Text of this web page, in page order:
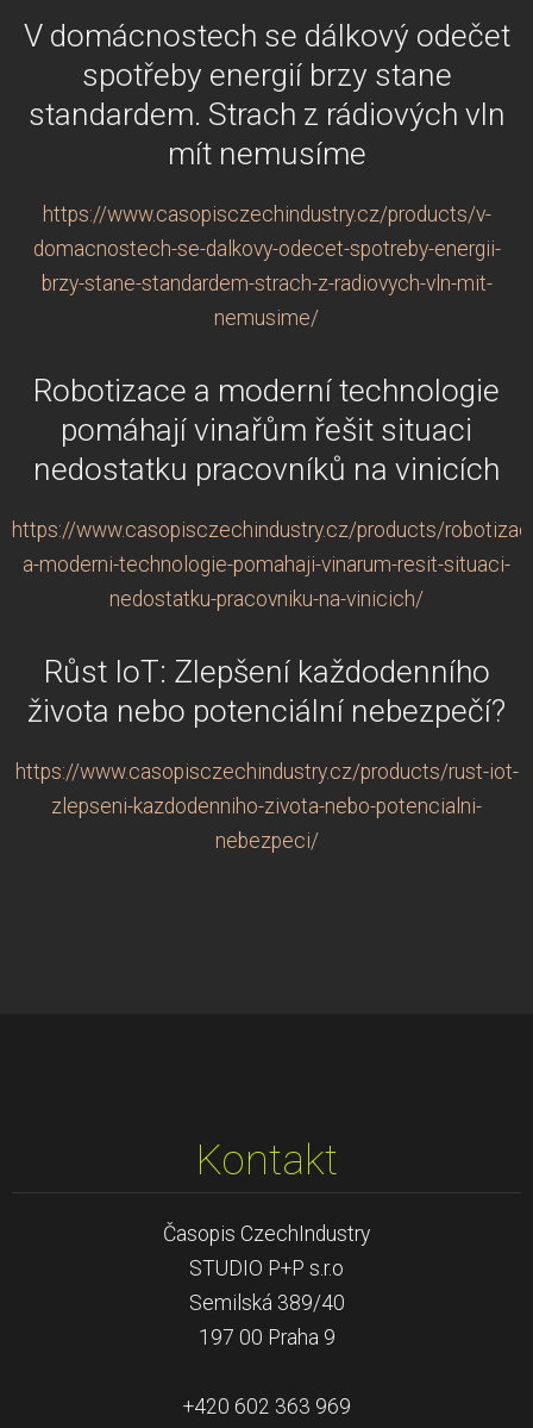
V domácnostech se dálkový odečet
spotřeby energií brzy stane
standardem. Strach z rádiových vln
mít nemusíme
https://www.casopisczechindustry.cz/products/v-
domacnostech-se-dalkovy-odecet-spotreby-energii-
brzy-stane-standardem-strach-z-radiovych-vln-mit-
nemusime/
Robotizace a moderní technologie
pomáhají vinařům řešit situaci
nedostatku pracovníků na vinicích
https://www.casopisczechindustry.cz/products/
a-moderni-technologie-pomahaji-vinarum-resit-situaci-
nedostatku-pracovniku-na-vinicich/
Růst IoT: Zlepšení každodenního
života nebo potenciální nebezpečí?
https://www.casopisczechindustry.cz/products/rust-iot-
zlepseni-kazdodenniho-zivota-nebo-potencialni-
nebezpeci/
Kontakt
Časopis CzechIndustry
STUDIO P+P s.r.o
Semilská 389/40
197 00 Praha 9
+420 602 363 969